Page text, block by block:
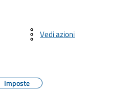
Vedi azioni
Imposte